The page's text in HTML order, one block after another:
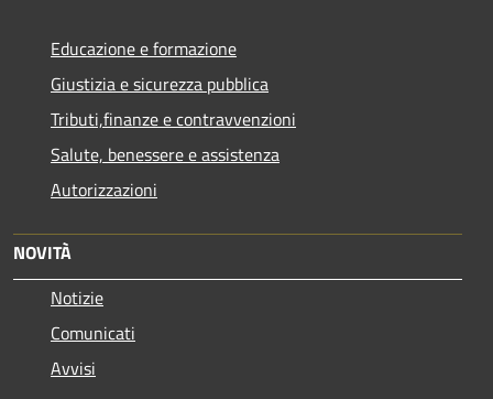
Educazione e formazione
Giustizia e sicurezza pubblica
Tributi,finanze e contravvenzioni
Salute, benessere e assistenza
Autorizzazioni
NOVITÀ
Notizie
Comunicati
Avvisi